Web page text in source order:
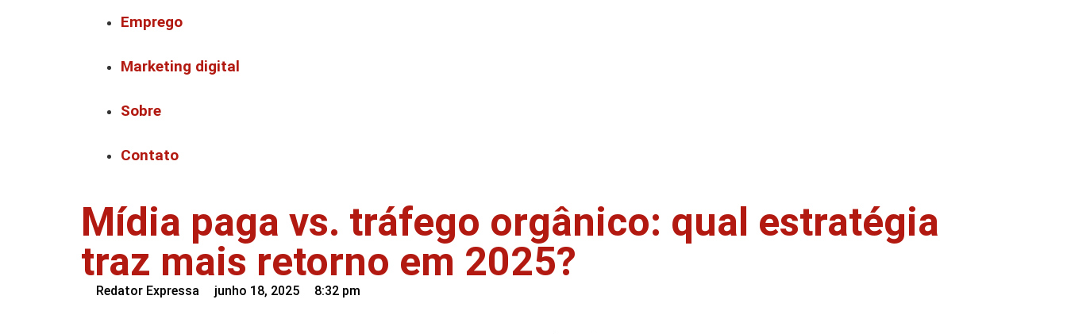
Emprego
Marketing digital
Sobre
Contato
Mídia paga vs. tráfego orgânico: qual estratégia
traz mais retorno em 2025?
Redator Expressa junho 18, 2025 8:32 pm